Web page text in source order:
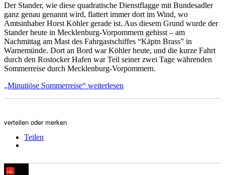
Der Stander, wie diese quadratische Dienstflagge mit Bundesadler
ganz genau genannt wird, flattert immer dort im Wind, wo
Amtsinhaber Horst Köhler gerade ist. Aus diesem Grund wurde der
Stander heute in Mecklenburg-Vorpommern gehisst – am
Nachmittag am Mast des Fahrgastschiffes “Käptn Brass” in
Warnemünde. Dort an Bord war Köhler heute, und die kurze Fahrt
durch den Rostocker Hafen war Teil seiner zwei Tage währenden
Sommerreise durch Mecklenburg-Vorpommern.
„Minutiöse Sommerreise“ weiterlesen
verteilen oder merken
Teilen